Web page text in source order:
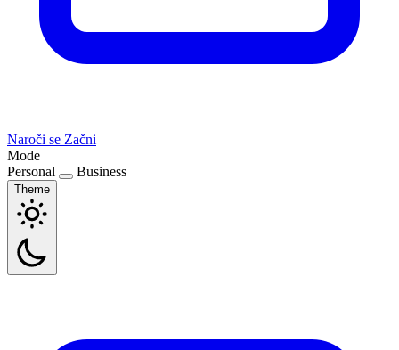
Naroči se Začni
Mode
Personal
Business
Theme